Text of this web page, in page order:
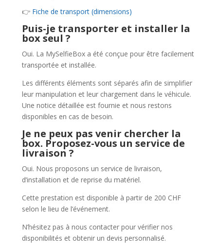
👉 Fiche de transport (dimensions)
Puis-je transporter et installer la
box seul ?
Oui. La MySelfieBox a été conçue pour être facilement
transportée et installée.
Les différents éléments sont séparés afin de simplifier
leur manipulation et leur chargement dans le véhicule.
Une notice détaillée est fournie et nous restons
disponibles en cas de besoin.
Je ne peux pas venir chercher la
box. Proposez-vous un service de
livraison ?
Oui. Nous proposons un service de livraison,
d’installation et de reprise du matériel.
Cette prestation est disponible à partir de 200 CHF
selon le lieu de l’événement.
N’hésitez pas à nous contacter pour vérifier nos
disponibilités et obtenir un devis personnalisé.